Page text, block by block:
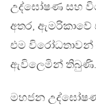
උද්ඝෝෂණ සහ
අතර,
එම
ඇවිලෙමින් තිබුණි.
මහජන උද්ඝෝෂණ